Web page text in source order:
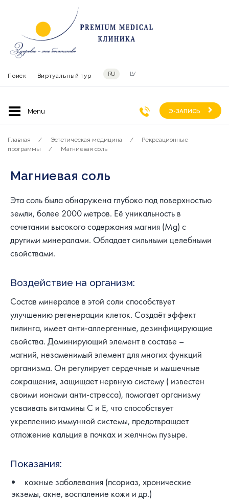
Поиск Виртуальный тур RU LV
Э-ЗАПИСЬ
Главная Эстетическая медицина
Рекреационные
программы
Магниевая соль
Магниевая соль
Эта соль была обнаружена глубоко под поверхностью
земли, более 2000 метров. Её уникальность в
сочетании высокого содержания магния (Mg) с
другими минералами. Обладает сильными целебными
свойствами.
Воздействие на организм:
Состав минералов в этой соли способствует
улучшению регенерации клеток. Создаёт эффект
пилинга, имеет анти-аллергенные, дезинфицирующие
свойства. Доминирующий элемент в составе –
магний, незаменимый элемент для многих функций
организма. Он регулирует сердечные и мышечные
сокращения, защищает нервную систему ( известен
своими ионами анти-стресса), помогает организму
усваивать витамины С и Е, что способствует
укреплению иммунной системы, предотвращает
отложение кальция в почках и желчном пузыре.
Показания:
кожные заболевания (псориаз, хронические
экземы, акне, воспаление кожи и др.)